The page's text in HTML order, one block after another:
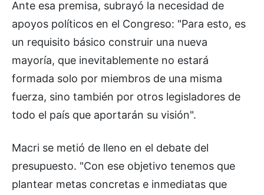
Ante esa premisa, subrayó la necesidad de
apoyos políticos en el Congreso: "Para esto, es
un requisito básico construir una nueva
mayoría, que inevitablemente no estará
formada solo por miembros de una misma
fuerza, sino también por otros legisladores de
todo el país que aportarán su visión".
Macri se metió de lleno en el debate del
presupuesto. "Con ese objetivo tenemos que
plantear metas concretas e inmediatas que